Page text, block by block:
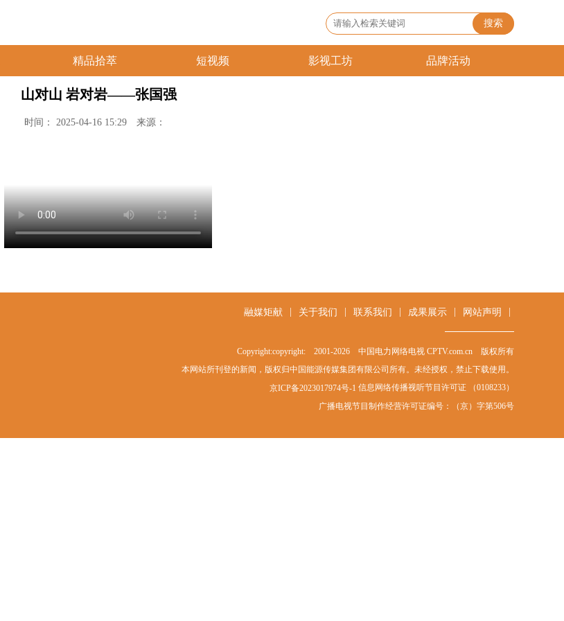
搜索
精品拾萃 短视频 影视工坊 品牌活动
山对山 岩对岩——张国强
时间： 2025-04-16 15:29 来源：
网站声明
成果展示
联系我们
关于我们
融媒矩献
Copyright:copyright: 2001-2026 中国电力网络电视 CPTV.com.cn 版权所有
本网站所刊登的新闻，版权归中国能源传媒集团有限公司所有。未经授权，禁止下载使用。
京ICP备2023017974号-1 信息网络传播视听节目许可证 （0108233）
广播电视节目制作经营许可证编号：（京）字第506号